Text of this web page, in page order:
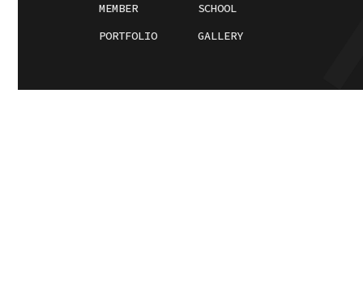
MEMBER
PORTFOLIO
SCHOOL
GALLERY